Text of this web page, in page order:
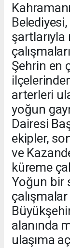
şartlarıyla
Şehrin en
arterleri
yoğun
Dairesi
ekipler,
ve
küreme
Yoğun bir
alanında
ulaşıma